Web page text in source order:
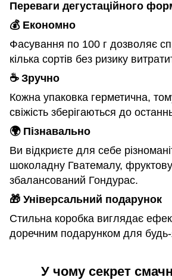
Переваги дегустаційного
💰Економно
Фасування по 100 г дозволяє
кілька сортів без ризику
☕Зручно
Кожна упаковка герметична,
свіжість зберігаються до
🌍Пізнавально
Ви відкриєте для себе
шоколадну Гватемалу,
збалансований Гондурас.
🎁 Універсальний подарунок
Стильна коробка виглядає
доречним подарунком для
У чому секрет